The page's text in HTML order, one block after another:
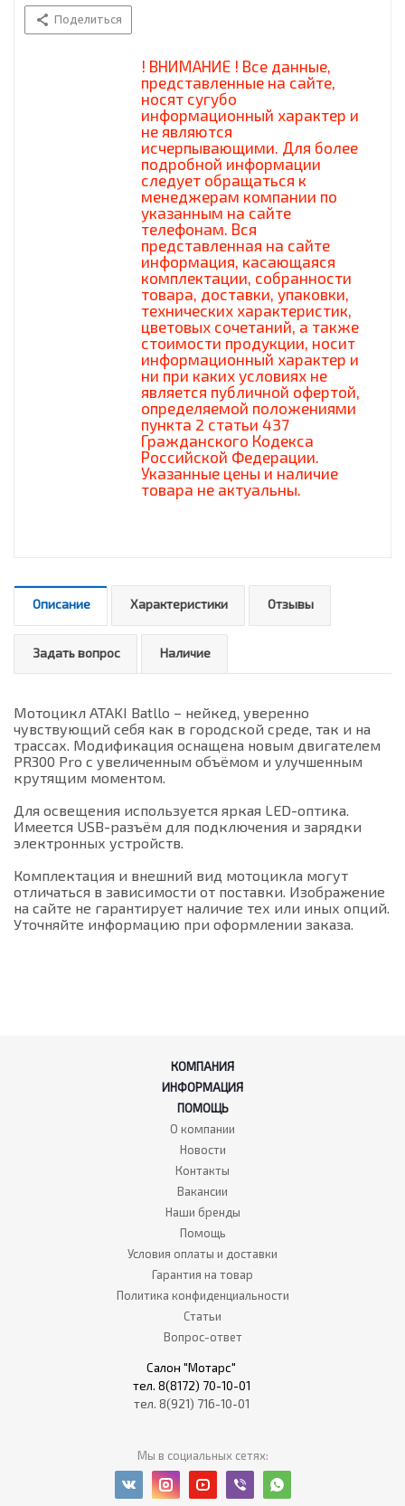
Поделиться
! ВНИМАНИЕ ! Все данные,
представленные на сайте,
носят сугубо
информационный характер и
не являются
исчерпывающими. Для более
подробной информации
следует обращаться к
менеджерам компании по
указанным на сайте
телефонам. Вся
представленная на сайте
информация, касающаяся
комплектации, собранности
товара, доставки, упаковки,
технических характеристик,
цветовых сочетаний, а также
стоимости продукции, носит
информационный характер и
ни при каких условиях не
является публичной офертой,
определяемой положениями
пункта 2 статьи 437
Гражданского Кодекса
Российской Федерации.
Указанные цены и наличие
товара не актуальны.
Описание Характеристики Отзывы
Задать вопрос Наличие
Мотоцикл ATAKI Batllo – нейкед, уверенно
чувствующий себя как в городской среде, так и на
трассах. Модификация оснащена новым двигателем
PR300 Pro с увеличенным объёмом и улучшенным
крутящим моментом.
Для освещения используется яркая LED-оптика.
Имеется USB-разъём для подключения и зарядки
электронных устройств.
Комплектация и внешний вид мотоцикла могут
отличаться в зависимости от поставки. Изображение
на сайте не гарантирует наличие тех или иных опций.
Уточняйте информацию при оформлении заказа.
КОМПАНИЯ
ИНФОРМАЦИЯ
ПОМОЩЬ
О компании
Новости
Контакты
Вакансии
Наши бренды
Помощь
Условия оплаты и доставки
Гарантия на товар
Политика конфиденциальности
Статьи
Вопрос-ответ
Салон "Мотарс"
тел. 8(8172) 70-10-01
тел. 8(921) 716-10-01
Мы в социальных сетях: